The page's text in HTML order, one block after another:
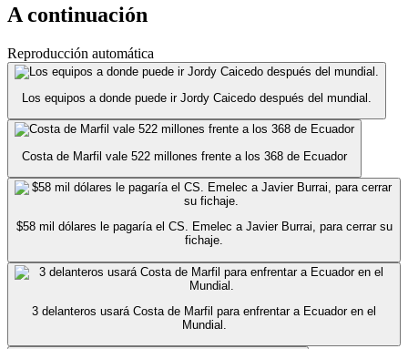
A continuación
Reproducción automática
Los equipos a donde puede ir Jordy Caicedo después del mundial.
Costa de Marfil vale 522 millones frente a los 368 de Ecuador
$58 mil dólares le pagaría el CS. Emelec a Javier Burrai, para cerrar su
fichaje.
3 delanteros usará Costa de Marfil para enfrentar a Ecuador en el
Mundial.